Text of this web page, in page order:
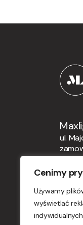
Cenimy
Używamy
wyświetlać
ul.
+48